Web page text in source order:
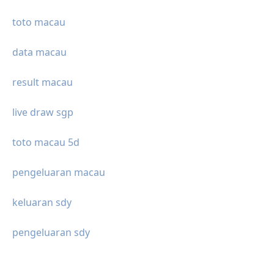
toto macau
data macau
result macau
live draw sgp
toto macau 5d
pengeluaran macau
keluaran sdy
pengeluaran sdy